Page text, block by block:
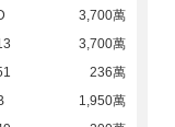
3,700萬
3,700萬
236萬
1,950萬